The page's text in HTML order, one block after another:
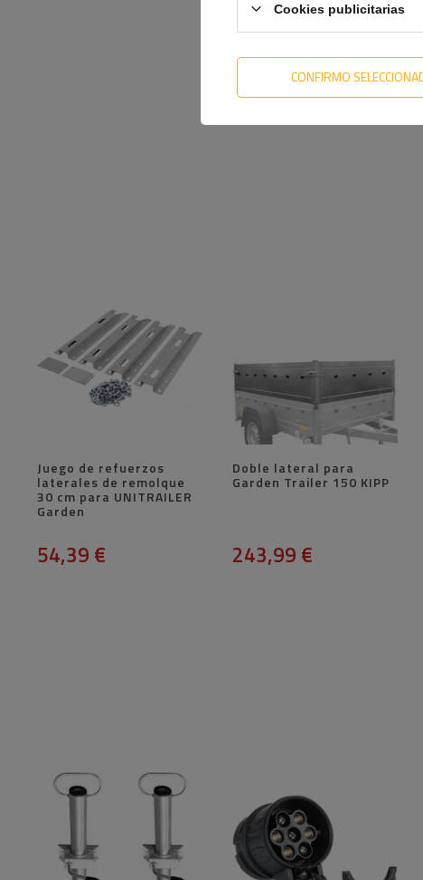
Juego de refuerzos
laterales de remolque
30 cm para UNITRAILER
Garden
54,39 €
Doble lateral para
Garden Trailer 150 KIPP
243,99 €
Cookies publicitarias
CONFIRMO